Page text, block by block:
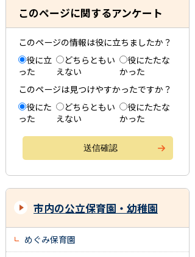
このページに関するアンケート
このページの情報は役に立ちましたか？
役に立
った
どちらともい
えない
役にたたな
かった
このページは見つけやすかったですか？
役にた
った
どちらともい
えない
役にたたな
かった
市内の公立保育園・幼稚園
めぐみ保育園